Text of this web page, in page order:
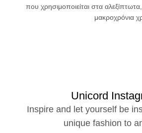
που χρησιμοποιείται στα
μακροχρόνια
Unicord
Inspire and let yourself be
unique fashion to